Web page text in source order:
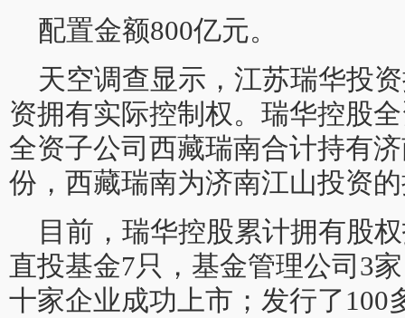
配置金额800亿元。
天空调查显示，江苏瑞华投
资拥有实际控制权。瑞华控股
全资子公司西藏瑞南合计持有
份，西藏瑞南为济南江山投资
目前，瑞华控股累计拥有股
直投基金7只，基金管理公司3
十家企业成功上市；发行了100